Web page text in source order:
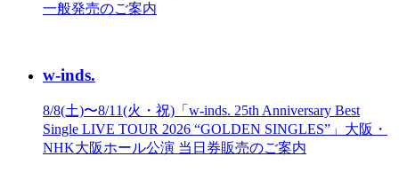
一般発売のご案内
w-inds.
8/8(土)〜8/11(火・祝)「w-inds. 25th Anniversary Best
Single LIVE TOUR 2026 “GOLDEN SINGLES”」大阪・
NHK大阪ホール公演 当日券販売のご案内